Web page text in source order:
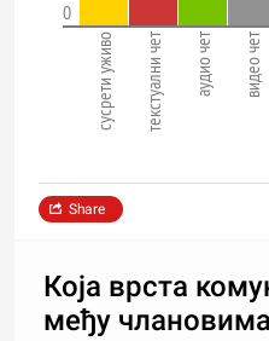
0
сусрети уживо текстуални чет аудио чет видео чет
Share
Која врста
међу